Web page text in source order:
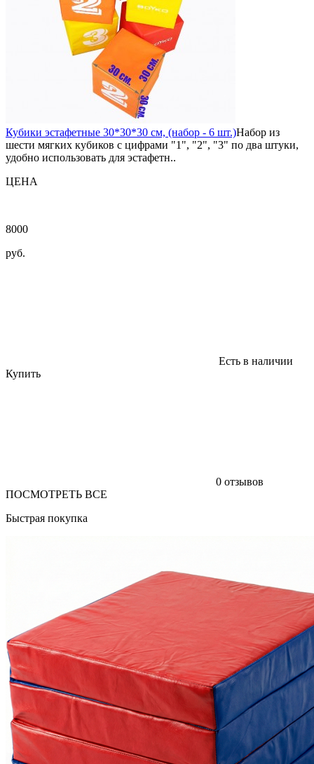
Кубики эстафетные 30*30*30 см, (набор - 6 шт.)Набор из
шести мягких кубиков с цифрами "1", "2", "3" по два штуки,
удобно использовать для эстафетн..
ЦЕНА
8000
руб.
Есть в наличии
Купить
0 отзывов
ПОСМОТРЕТЬ ВСЕ
Быстрая покупка